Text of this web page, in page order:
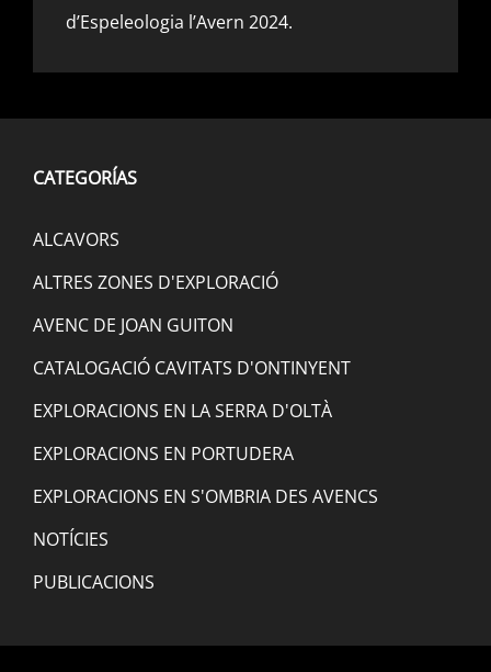
d’Espeleologia l’Avern 2024.
CATEGORÍAS
ALCAVORS
ALTRES ZONES D'EXPLORACIÓ
AVENC DE JOAN GUITON
CATALOGACIÓ CAVITATS D'ONTINYENT
EXPLORACIONS EN LA SERRA D'OLTÀ
EXPLORACIONS EN PORTUDERA
EXPLORACIONS EN S'OMBRIA DES AVENCS
NOTÍCIES
PUBLICACIONS